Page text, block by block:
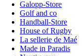
Galopp-Store
Golf and co
Handball-Store
House of Rugby
La sellerie de Maé
Made in Paradis